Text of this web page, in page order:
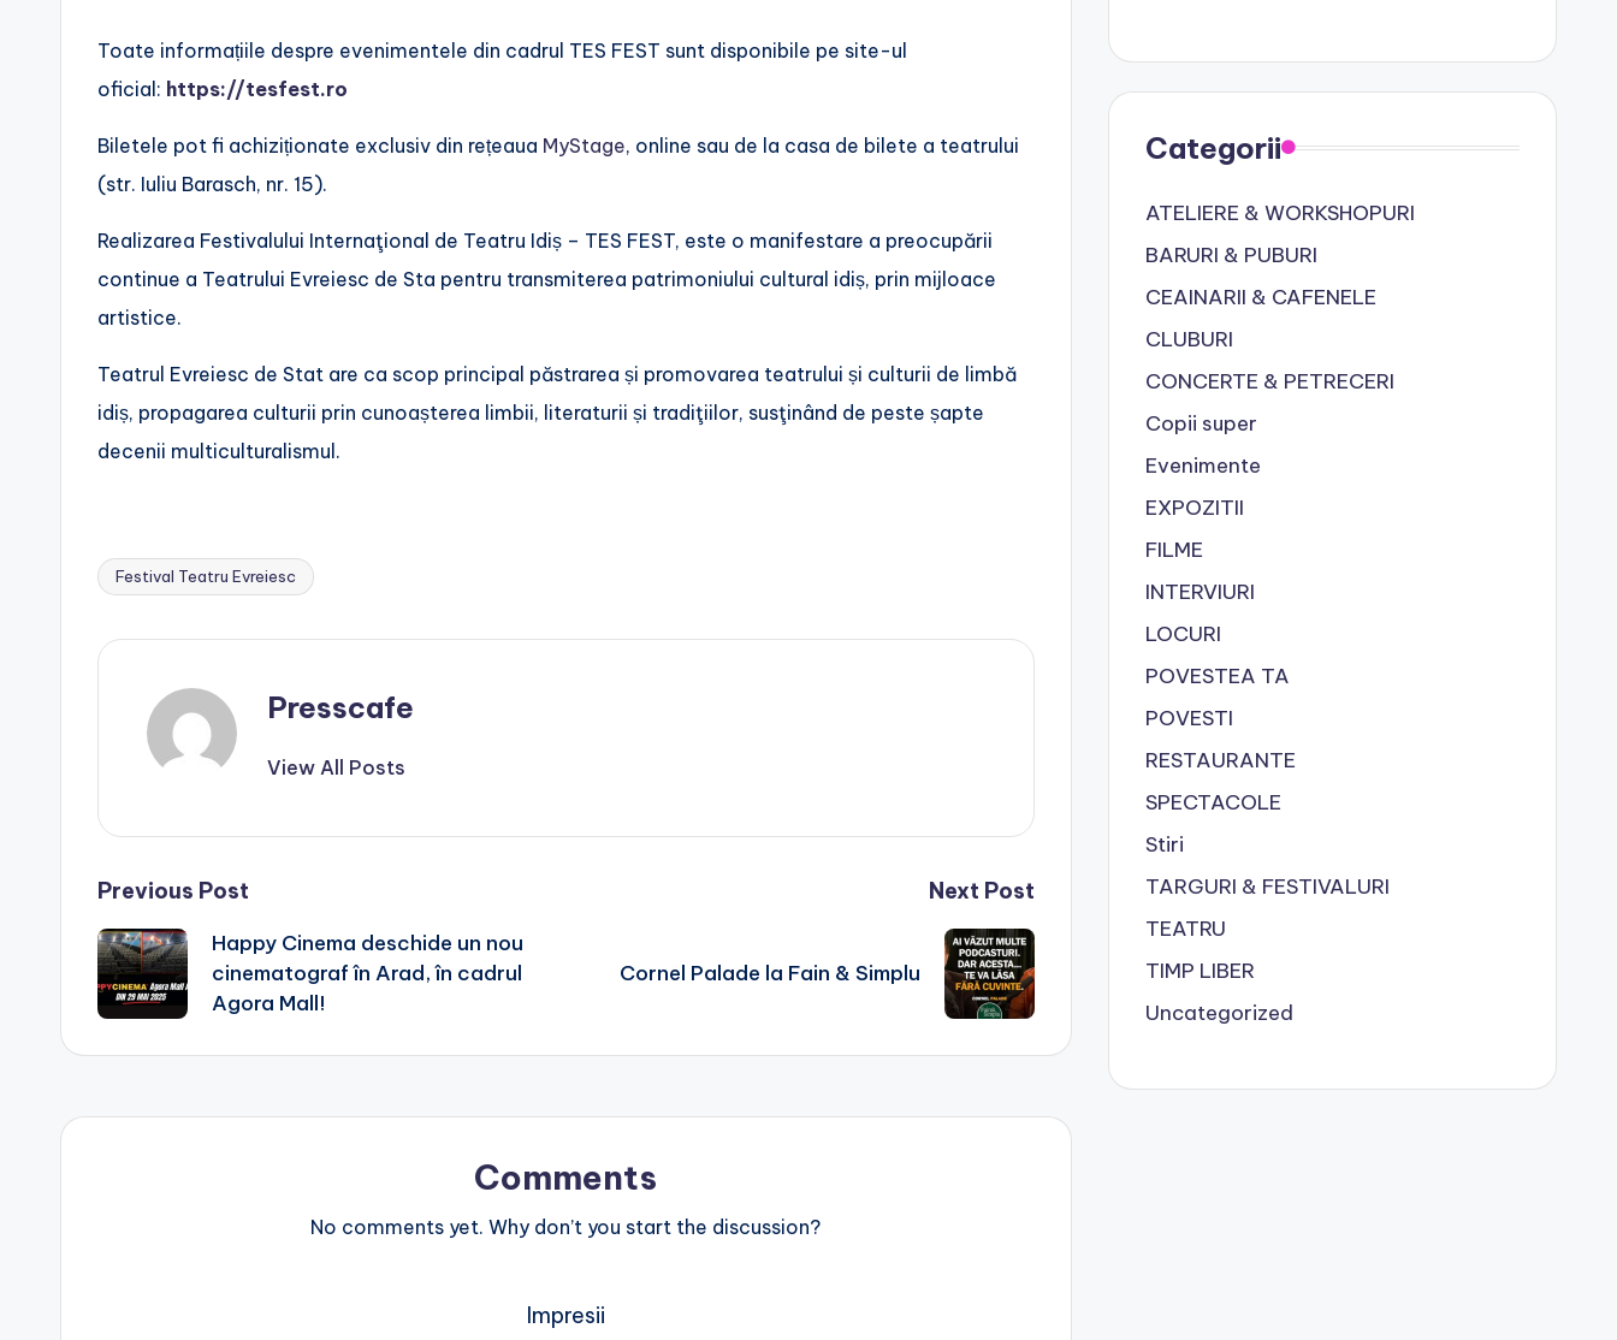
Toate informațiile despre evenimentele din cadrul TES FEST sunt disponibile pe site-ul
oficial: https://tesfest.ro
Biletele pot fi achiziționate exclusiv din rețeaua MyStage, online sau de la casa de bilete a teatrului
(str. Iuliu Barasch, nr. 15).
Realizarea Festivalului Internaţional de Teatru Idiș – TES FEST, este o manifestare a preocupării
continue a Teatrului Evreiesc de Sta pentru transmiterea patrimoniului cultural idiș, prin mijloace
artistice.
Teatrul Evreiesc de Stat are ca scop principal păstrarea și promovarea teatrului și culturii de limbă
idiș, propagarea culturii prin cunoașterea limbii, literaturii și tradiţiilor, susţinând de peste șapte
decenii multiculturalismul.
Tags:
Festival Teatru Evreiesc
Presscafe
View All Posts
Post
navigation
Previous Post
Happy Cinema deschide un nou
cinematograf în Arad, în cadrul
Agora Mall!
Next Post
Cornel Palade la Fain & Simplu
Comments
No comments yet. Why don’t you start the discussion?
Impresii
Categorii
ATELIERE & WORKSHOPURI
BARURI & PUBURI
CEAINARII & CAFENELE
CLUBURI
CONCERTE & PETRECERI
Copii super
Evenimente
EXPOZITII
FILME
INTERVIURI
LOCURI
POVESTEA TA
POVESTI
RESTAURANTE
SPECTACOLE
Stiri
TARGURI & FESTIVALURI
TEATRU
TIMP LIBER
Uncategorized